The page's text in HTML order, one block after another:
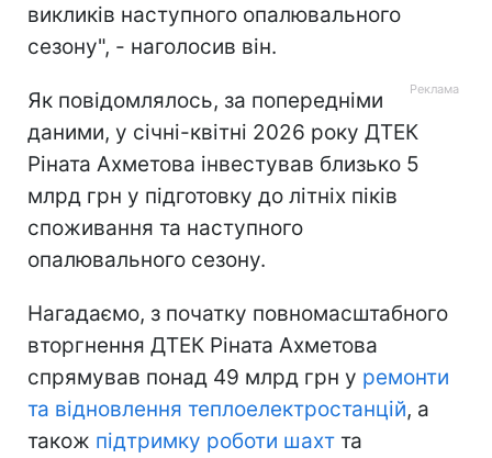
викликів наступного опалювального
сезону", - наголосив він.
Як повідомлялось, за попередніми
даними, у січні-квітні 2026 року ДТЕК
Ріната Ахметова інвестував близько 5
млрд грн у підготовку до літніх піків
споживання та наступного
опалювального сезону.
Нагадаємо, з початку повномасштабного
вторгнення ДТЕК Ріната Ахметова
спрямував понад 49 млрд грн у ремонти
та відновлення теплоелектростанцій, а
також підтримку роботи шахт та